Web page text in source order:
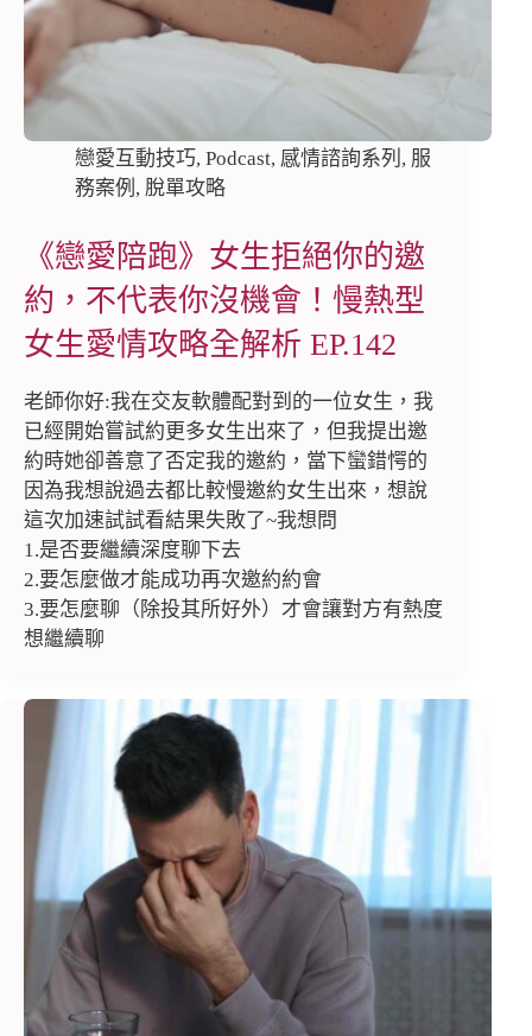
戀愛互動技巧, Podcast, 感情諮詢系列 , 服
務案例 , 脫單攻略
《戀愛陪跑》女生拒絕你的邀
約，不代表你沒機會！慢熱型
女生愛情攻略全解析 EP.142
老師你好:我在交友軟體配對到的一位女生，我
已經開始嘗試約更多女生出來了，但我提出邀
約時她卻善意了否定我的邀約，當下蠻錯愕的
因為我想說過去都比較慢邀約女生出來，想說
這次加速試試看結果失敗了~我想問
1.是否要繼續深度聊下去
2.要怎麼做才能成功再次邀約約會
3.要怎麼聊（除投其所好外）才會讓對方有熱度
想繼續聊